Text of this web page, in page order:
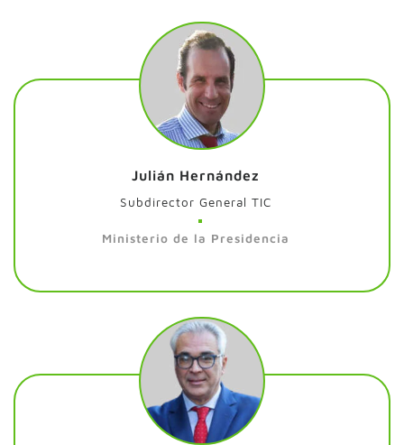
Julián Hernández
Subdirector General TIC
Ministerio de la Presidencia